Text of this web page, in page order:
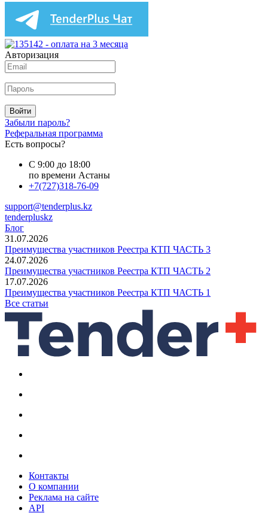
Авторизация
Войти
Забыли пароль?
Реферальная программа
Есть вопросы?
С 9:00 до 18:00
по времени Астаны
+7(727)318-76-09
support@tenderplus.kz
tenderpluskz
Блог
31.07.2026
Преимущества участников Реестра КТП ЧАСТЬ 3
24.07.2026
Преимущества участников Реестра КТП ЧАСТЬ 2
17.07.2026
Преимущества участников Реестра КТП ЧАСТЬ 1
Все статьи
Контакты
О компании
Реклама на сайте
API